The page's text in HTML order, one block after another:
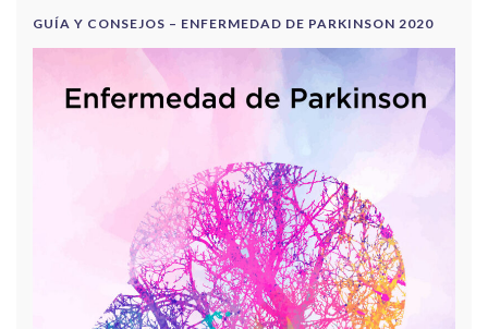
GUÍA Y CONSEJOS – ENFERMEDAD DE PARKINSON 2020